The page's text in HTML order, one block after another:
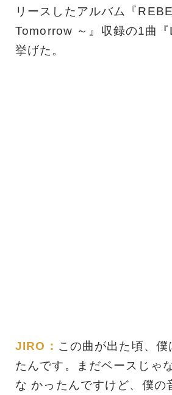
リースしたアルバム『
Tomorrow ～』収録の1曲
挙げた。
JIRO： この曲が出た頃、
たんです。まだベースじゃ
な かったんですけど、僕の